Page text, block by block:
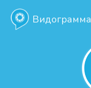
Видограмма